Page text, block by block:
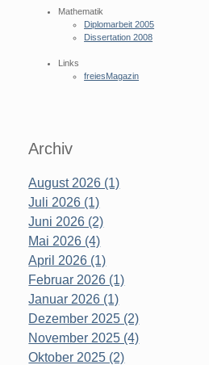
Mathematik
Diplomarbeit 2005
Dissertation 2008
Links
freiesMagazin
Archiv
August 2026 (1)
Juli 2026 (1)
Juni 2026 (2)
Mai 2026 (4)
April 2026 (1)
Februar 2026 (1)
Januar 2026 (1)
Dezember 2025 (2)
November 2025 (4)
Oktober 2025 (2)